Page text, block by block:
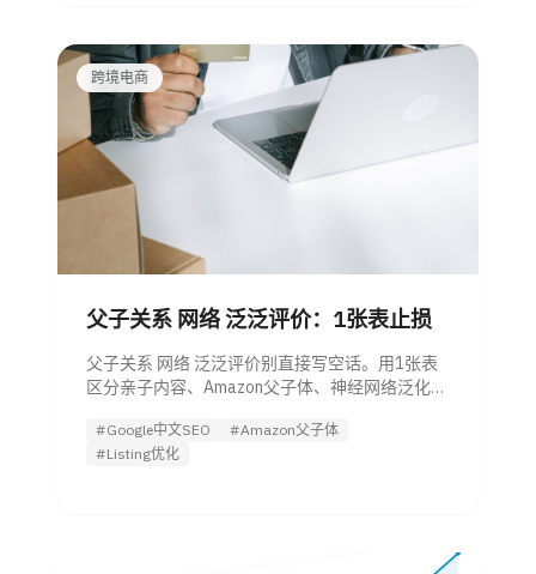
跨境电商
父子关系 网络 泛泛评价：1张表止损
父子关系 网络 泛泛评价别直接写空话。用1张表
区分亲子内容、Amazon父子体、神经网络泛化和
#Google中文SEO
#Amazon父子体
#Listing优化